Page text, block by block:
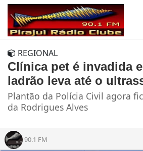
REGIONAL
Clínica pet é invadida
ladrão leva até o
Plantão da Polícia Civil agora
da Rodrigues Alves
90.1 FM